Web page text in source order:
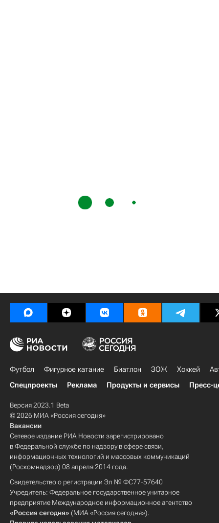
Футбол Фигурное катание Биатлон ЗОЖ Хоккей
Спецпроекты
Реклама Продукты и сервисы Пресс-
Версия 2023.1 Beta
© 2026 МИА «Россия сегодня»
Вакансии
Сетевое издание РИА Новости зарегистрировано
в Федеральной службе по надзору в сфере связи,
информационных технологий и массовых коммуникаций
(Роскомнадзор) 08 апреля 2014 года.
Свидетельство о регистрации Эл № ФС77-57640
Учредитель: Федеральное государственное унитарное
предприятие Международное информационное агентство
«Россия сегодня» (МИА «Россия сегодня»).